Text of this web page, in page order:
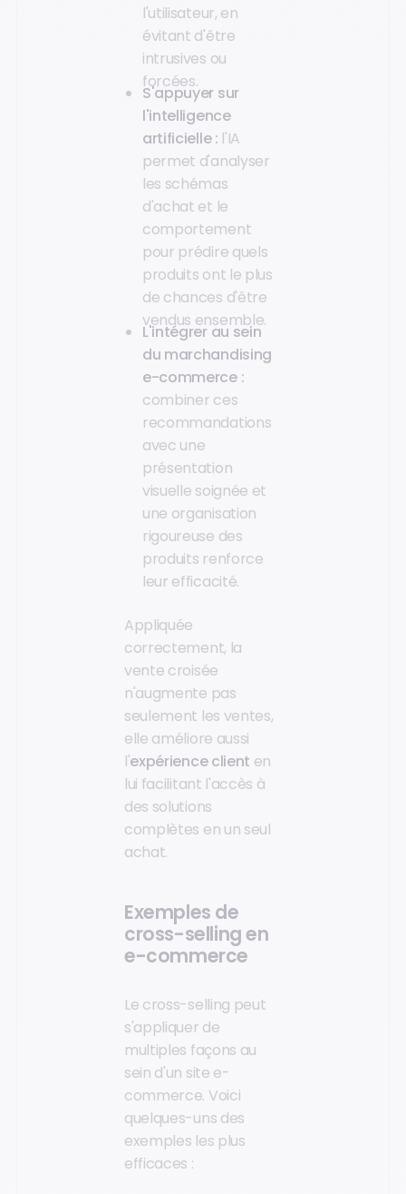
l'utilisateur, en
évitant d'être
intrusives ou
forcées.
S'appuyer sur
l'intelligence
artificielle : l'IA
permet d'analyser
les schémas
d'achat et le
comportement
pour prédire quels
produits ont le plus
de chances d'être
vendus ensemble.
L'intégrer au sein
du marchandising
e-commerce :
combiner ces
recommandations
avec une
présentation
visuelle soignée et
une organisation
rigoureuse des
produits renforce
leur efficacité.
Appliquée
correctement, la
vente croisée
n'augmente pas
seulement les ventes,
elle améliore aussi
l'expérience client en
lui facilitant l'accès à
des solutions
complètes en un seul
achat.
Exemples de
cross-selling en
e-commerce
Le cross-selling peut
s'appliquer de
multiples façons au
sein d'un site e-
commerce. Voici
quelques-uns des
exemples les plus
efficaces :